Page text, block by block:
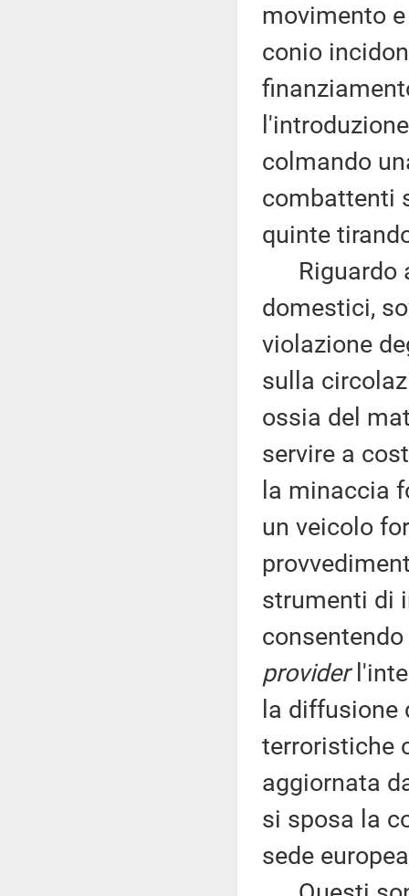
movimento
conio
colmando
combattenti
quinte
Riguardo
domestici,
violazione
sulla
ossia del
servire a
la minaccia
un veicolo
strumenti di
provider
la
terroristiche
aggiornata
si sposa la
sede